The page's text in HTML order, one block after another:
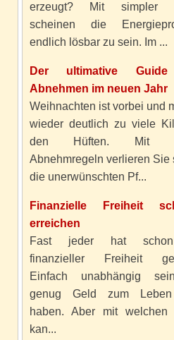
erzeugt? Mit simpler
scheinen die
endlich lösbar zu sein. Im ...
Der ultimative
Abnehmen im neuen Jahr
Weihnachten ist vorbei und
wieder deutlich zu viele
den Hüften. Mit
Abnehmregeln verlieren Sie
die unerwünschten Pf...
Finanzielle Freiheit
erreichen
Fast jeder hat
finanzieller Freiheit
Einfach unabhängig
genug Geld zum
haben. Aber mit welchen
kan...